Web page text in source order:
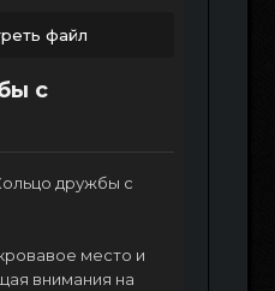
файл
с
дружбы с
место и
внимания на